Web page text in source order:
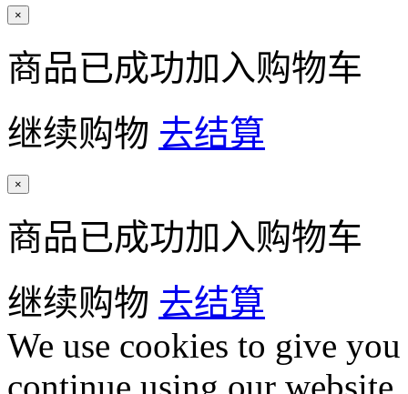
×
商品已成功加入购物车
继续购物 去结算
×
商品已成功加入购物车
继续购物 去结算
We use cookies to give